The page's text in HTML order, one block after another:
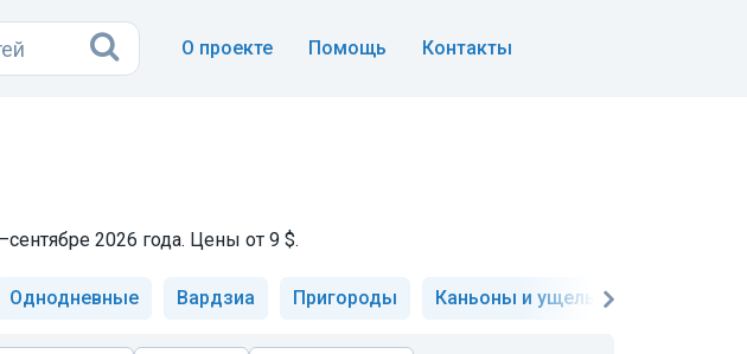
О проекте Помощь Контакты
2026 года. Цены от 9 $.
Однодневные Вардзиа Пригороды Каньоны и ущелья